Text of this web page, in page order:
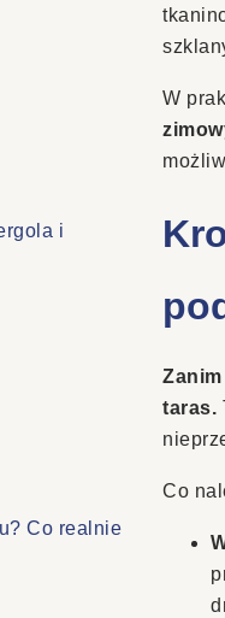
i
Co realnie
W
taras.
Co